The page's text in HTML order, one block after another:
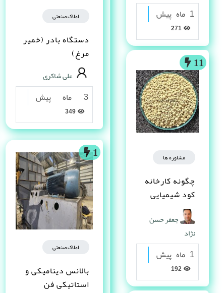
1 ماه پیش
11
مشاوره ها
چگونه کارخانه
کود شیمیایی
تاسیس کنم ؟
جعفر حسن
نژاد
1 ماه پیش
املاک صنعتی
دستگاه بادر (خمیر
مرغ)
علی شاکری
3 ماه پیش
1
املاک صنعتی
بالانس دینامیکی و
استاتیکی فن